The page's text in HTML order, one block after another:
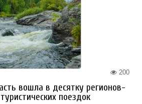
200
вошла в десятку регионов-
поездок